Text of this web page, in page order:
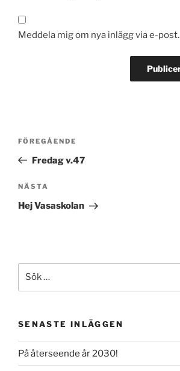
Meddela mig om nya inlägg via e-post.
Inläggsnavigering
Föregående
inlägg
FÖREGÅENDE
Fredag v.47
Nästa
inlägg
NÄSTA
Hej Vasaskolan
efter:
SENASTE INLÄGGEN
På återseende år 2030!